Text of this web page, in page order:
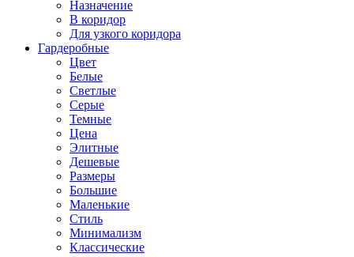
Назначение
В коридор
Для узкого коридора
Гардеробные
Цвет
Белые
Светлые
Серые
Темные
Цена
Элитные
Дешевые
Размеры
Большие
Маленькие
Стиль
Минимализм
Классические